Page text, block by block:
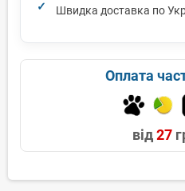
Швидка доставка по
Оплата
від27